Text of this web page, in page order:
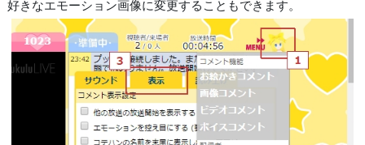
好きなエモーション画像に変更することもできます。